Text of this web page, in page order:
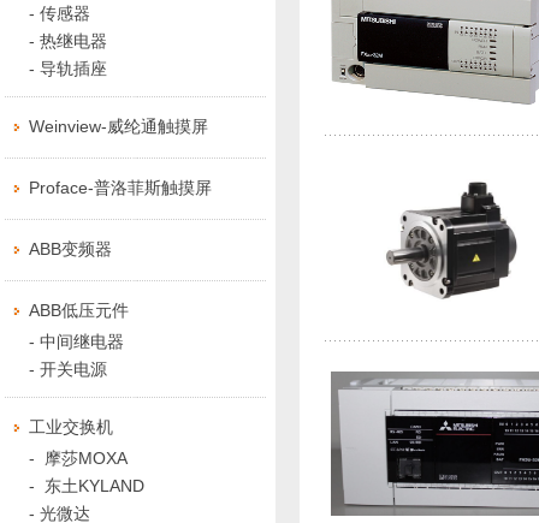
- 传感器
- 热继电器
- 导轨插座
Weinview-威纶通触摸屏
Proface-普洛菲斯触摸屏
ABB变频器
ABB低压元件
- 中间继电器
- 开关电源
工业交换机
-
摩莎MOXA
-
东土KYLAND
- 光微达